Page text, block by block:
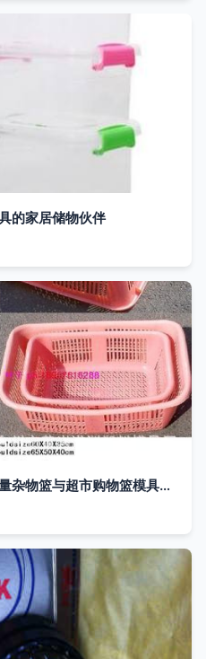
的家居储物伙伴
黄岩日用品模具新标杆 大容量杂物篮与超市购物篮模具高性价比之选